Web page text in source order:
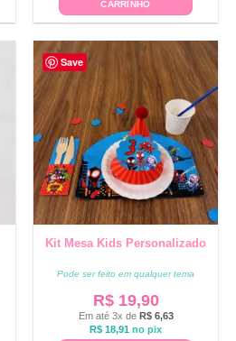
CARRINHO
Save
Kit Mesa Kids Personalizado
Pode ser feito em qualquer tema
R$19,90
Em até 3x de R$6,63
R$ 18,91 no pix